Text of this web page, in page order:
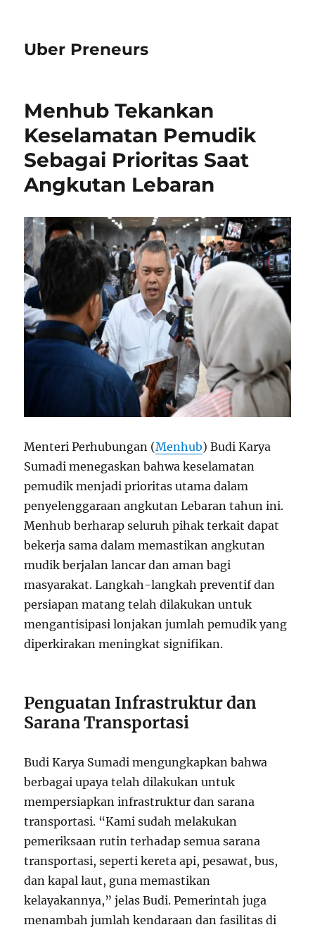
Uber Preneurs
Menhub Tekankan
Keselamatan Pemudik
Sebagai Prioritas Saat
Angkutan Lebaran
Menteri Perhubungan (Menhub) Budi Karya
Sumadi menegaskan bahwa keselamatan
pemudik menjadi prioritas utama dalam
penyelenggaraan angkutan Lebaran tahun ini.
Menhub berharap seluruh pihak terkait dapat
bekerja sama dalam memastikan angkutan
mudik berjalan lancar dan aman bagi
masyarakat. Langkah-langkah preventif dan
persiapan matang telah dilakukan untuk
mengantisipasi lonjakan jumlah pemudik yang
diperkirakan meningkat signifikan.
Penguatan Infrastruktur dan
Sarana Transportasi
Budi Karya Sumadi mengungkapkan bahwa
berbagai upaya telah dilakukan untuk
mempersiapkan infrastruktur dan sarana
transportasi. “Kami sudah melakukan
pemeriksaan rutin terhadap semua sarana
transportasi, seperti kereta api, pesawat, bus,
dan kapal laut, guna memastikan
kelayakannya,” jelas Budi. Pemerintah juga
menambah jumlah kendaraan dan fasilitas di